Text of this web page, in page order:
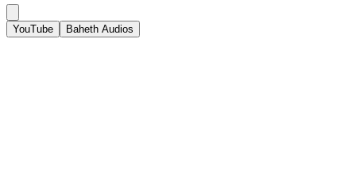
YouTube Baheth Audios